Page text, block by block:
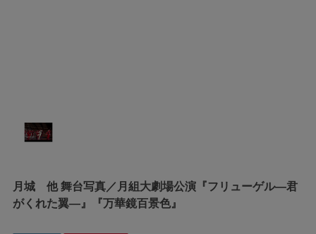
月城 他 舞台写真／月組大劇場公演『フリューゲル―君
がくれた翼―』『万華鏡百景色』